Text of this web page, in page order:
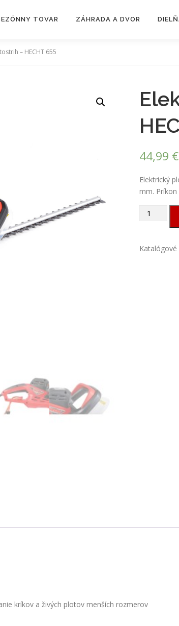
TOVAR ZÁHRADA A DVOR
– HECHT 655
44,99 €
Elektrický
mm.
množstvo
-Katalógové
kríkov a živých plotov menších rozmerov